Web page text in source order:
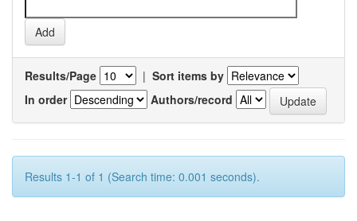
Results/Page | Sort items by
In order
Authors/record
Results 1-1 of 1 (Search time: 0.001 seconds).